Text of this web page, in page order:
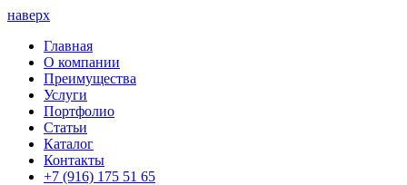
наверх
Главная
О компании
Преимущества
Услуги
Портфолио
Статьи
Каталог
Контакты
+7 (916) 175 51 65